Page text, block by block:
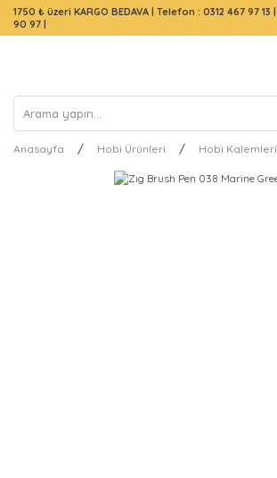
1750 ₺ üzeri KARGO BEDAVA | Telefon : 0312 467 97 13 |
90 97 |
Anasayfa Hobi Ürünleri Hobi Kalemleri